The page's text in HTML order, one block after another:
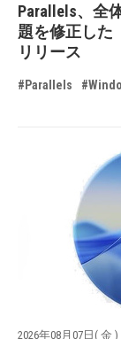
Parallels、全
題を修正した
リリース
#Parallels
2026年08月07日( 金 )